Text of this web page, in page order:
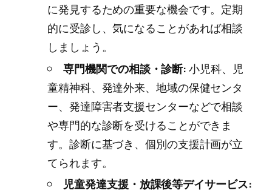
に発見するための重要な機会です。定期
的に受診し、気になることがあれば相談
しましょう。
専門機関での相談・診断:小児科、児
童精神科、発達外来、地域の保健センタ
ー、発達障害者支援センターなどで相談
や専門的な診断を受けることができま
す。診断に基づき、個別の支援計画が立
てられます。
児童発達支援・放課後等デイサービス: